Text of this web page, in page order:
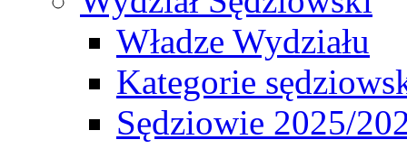
Władze Wydziału
Kategorie
Sędziowie 2025/